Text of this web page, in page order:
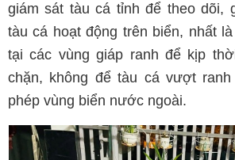
giám sát tàu cá tỉnh để theo dõi,
tàu cá hoạt động trên biển, nhất
tại các vùng giáp ranh để kịp
chặn, không để tàu cá vượt
phép vùng biển nước ngoài.